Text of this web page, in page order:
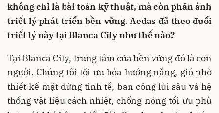
không chỉ là bài toán kỹ thuật, mà còn phản ánh
triết lý phát triển bền vững. Aedas đã theo đuổi
triết lý này tại Blanca City như thế nào?
Tại Blanca City, trung tâm của bền vững đó là con
người. Chúng tôi tối ưu hóa hướng nắng, gió nhờ
thiết kế mặt đứng tinh tế, ban công lùi sâu và hệ
thống vật liệu cách nhiệt, chống nóng tối ưu phù